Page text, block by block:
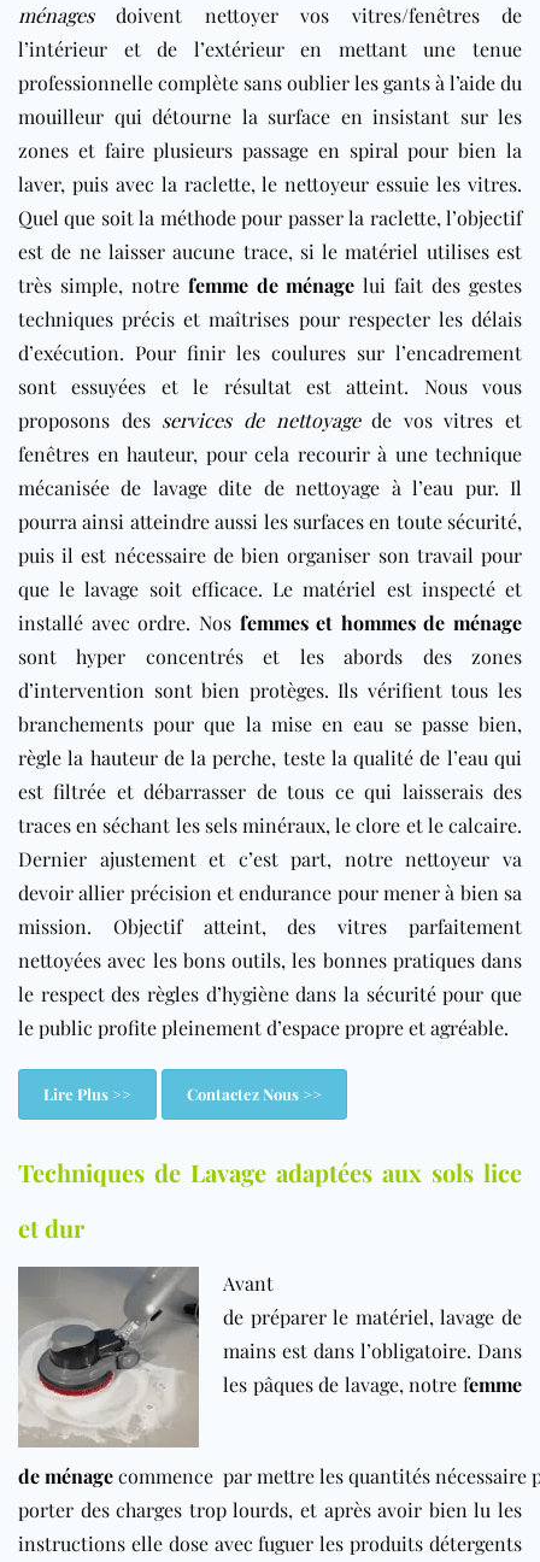
ménagesdoivent nettoyer vos vitres/fenêtres de
l’intérieur et de l’extérieur en mettant une tenue
professionnelle complète sans oublier les gants à l’aide du
mouilleur qui détourne la surface en insistant sur les
zones et faire plusieurs passage en spiral pour bien la
laver, puis avec la raclette, le nettoyeur essuie les vitres.
Quel que soit la méthode pour passer la raclette, l’objectif
est de ne laisser aucune trace, si le matériel utilises est
très simple, notre femme de ménage lui fait des gestes
techniques précis et maîtrises pour respecter les délais
d’exécution. Pour finir les coulures sur l’encadrement
sont essuyées et le résultat est atteint. Nous vous
proposons des services de nettoyagede vos vitres et
fenêtres en hauteur, pour cela recourir à une technique
mécanisée de lavage dite de nettoyage à l’eau pur. Il
pourra ainsi atteindre aussi les surfaces en toute sécurité,
puis il est nécessaire de bien organiser son travail pour
que le lavage soit efficace. Le matériel est inspecté et
installé avec ordre. Nos femmes et hommes de ménage
sont hyper concentrés et les abords des zones
d’intervention sont bien protèges. Ils vérifient tous les
branchements pour que la mise en eau se passe bien,
règle la hauteur de la perche, teste la qualité de l’eau qui
est filtrée et débarrasser de tous ce qui laisserais des
traces en séchant les sels minéraux, le clore et le calcaire.
Dernier ajustement et c’est part, notre nettoyeur va
devoir allier précision et endurance pour mener à bien sa
mission. Objectif atteint, des vitres parfaitement
nettoyées avec les bons outils, les bonnes pratiques dans
le respect des règles d’hygiène dans la sécurité pour que
le public profite pleinement d’espace propre et agréable.
Lire Plus >> Contactez Nous >>
Techniques de Lavage adaptées aux sols lice
et dur
Avant
de préparer le matériel, lavage de
mains est dans l’obligatoire. Dans
les pâques de lavage, notre femme
de ménagecommence par mettre les quantités nécessaire
porter des charges trop lourds, et après avoir bien lu les
instructions elle dose avec fuguer les produits détergents